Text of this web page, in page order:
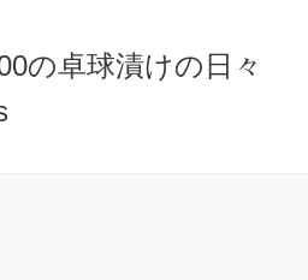
の卓球漬けの日々